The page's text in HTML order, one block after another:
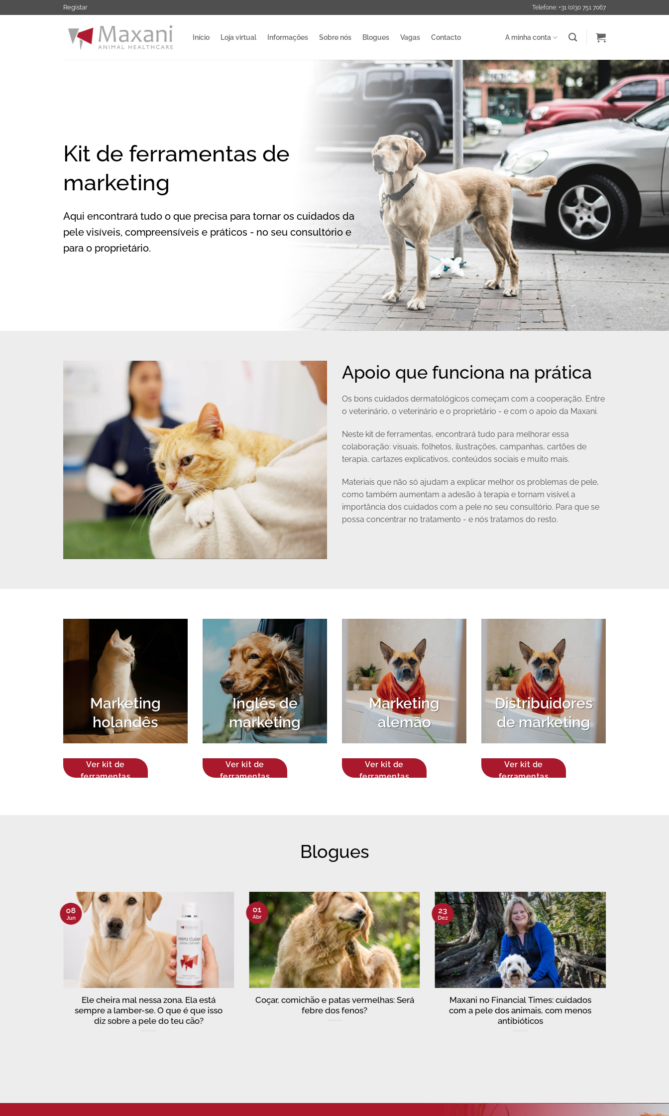
para
Registar Telefone: +31 (0)30 751 7067
Início Loja virtual Informações Sobre nós Blogues Vagas Contacto A minha conta
Kit de ferramentas de
marketing
Aqui encontrará tudo o que precisa para tornar os cuidados da
pele visíveis, compreensíveis e práticos - no seu consultório e
para o proprietário.
Apoio que funciona na prática
Os bons cuidados dermatológicos começam com a cooperação. Entre
o veterinário, o veterinário e o proprietário - e com o apoio da Maxani.
Neste kit de ferramentas, encontrará tudo para melhorar essa
colaboração: visuais, folhetos, ilustrações, campanhas, cartões de
terapia, cartazes explicativos, conteúdos sociais e muito mais.
Materiais que não só ajudam a explicar melhor os problemas de pele,
como também aumentam a adesão à terapia e tornam visível a
importância dos cuidados com a pele no seu consultório. Para que se
possa concentrar no tratamento - e nós tratamos do resto.
Marketing
holandês
Ver kit de
ferramentas
Inglês de
marketing
Ver kit de
ferramentas
Marketing
alemão
Ver kit de
ferramentas
Distribuidores
de marketing
Ver kit de
ferramentas
Blogues
Ele cheira mal nessa zona. Ela está
sempre a lamber-se. O que é que isso
diz sobre a pele do teu cão?
08
Jun
Coçar, comichão e patas vermelhas: Será
febre dos fenos?
01
Abr
Maxani no Financial Times: cuidados
com a pele dos animais, com menos
antibióticos
23
Dez